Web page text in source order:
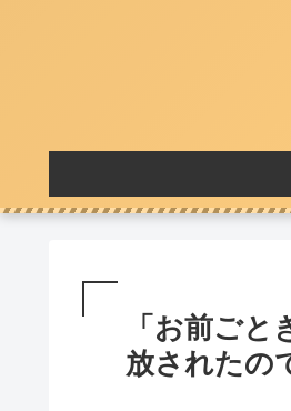
「お前ご
放されたの